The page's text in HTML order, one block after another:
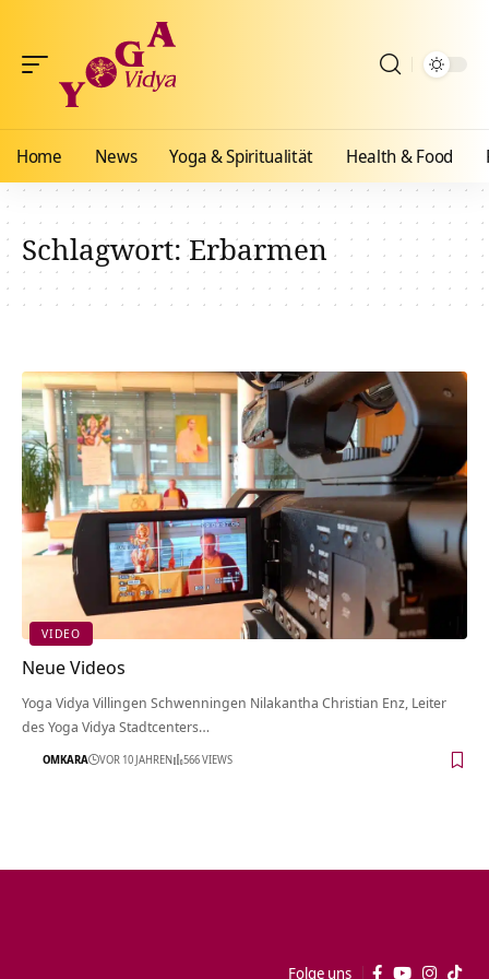
Home News Yoga & Spiritualität Health & Food
Schlagwort:Erbarmen
VIDEO
Neue Videos
Yoga Vidya Villingen Schwenningen Nilakantha Christian Enz, Leiter
des Yoga Vidya Stadtcenters…
OMKARA VOR 10 JAHREN 566 VIEWS
Folge uns